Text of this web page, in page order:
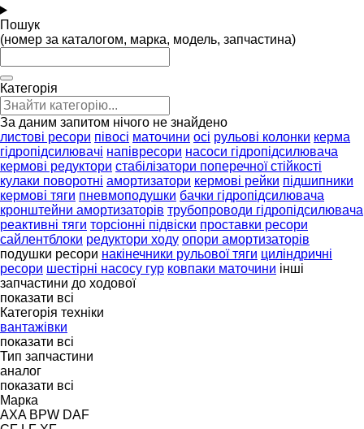
Пошук
(номер за каталогом, марка, модель, запчастина)
Категорія
За даним запитом нічого не знайдено
листові ресори півосі маточини осі рульові колонки керма
гідропідсилювачі напівресори насоси гідропідсилювача
кермові редуктори стабілізатори поперечної стійкості
кулаки поворотні амортизатори кермові рейки підшипники
кермові тяги пневмоподушки бачки гідропідсилювача
кронштейни амортизаторів трубопроводи гідропідсилювача
реактивні тяги торсіонні підвіски проставки ресори
сайлентблоки редуктори ходу опори амортизаторів
подушки ресори накінечники рульової тяги циліндричні
ресори шестірні насосу гур ковпаки маточини інші
запчастини до ходової
показати всі
Категорія техніки
вантажівки
показати всі
Тип запчастини
аналог
показати всі
Марка
AXA BPW DAF